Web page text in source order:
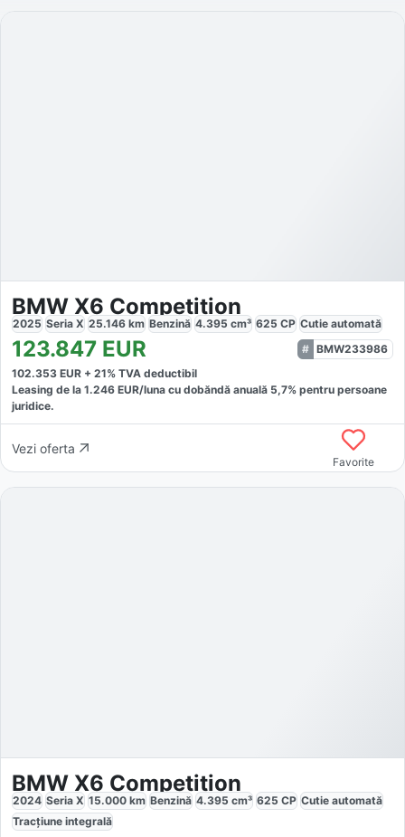
BMW X6 Competition
2025 Seria X 25.146 km Benzină 4.395 cm³ 625 CP Cutie automată
123.847 EUR
BMW233986
102.353 EUR + 21% TVA deductibil
Leasing de la 1.246 EUR/luna cu dobăndă anuală 5,7% pentru persoane
juridice.
Vezi oferta
Favorite
BMW X6 Competition
2024 Seria X 15.000 km Benzină 4.395 cm³ 625 CP Cutie automată
Tracțiune integrală